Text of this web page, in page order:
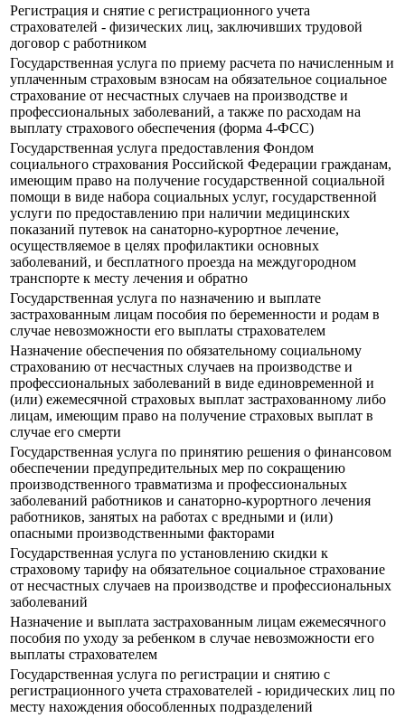
Регистрация и снятие с регистрационного учета
страхователей - физических лиц, заключивших трудовой
договор с работником
Государственная услуга по приему расчета по начисленным и
уплаченным страховым взносам на обязательное социальное
страхование от несчастных случаев на производстве и
профессиональных заболеваний, а также по расходам на
выплату страхового обеспечения (форма 4-ФСС)
Государственная услуга предоставления Фондом
социального страхования Российской Федерации гражданам,
имеющим право на получение государственной социальной
помощи в виде набора социальных услуг, государственной
услуги по предоставлению при наличии медицинских
показаний путевок на санаторно-курортное лечение,
осуществляемое в целях профилактики основных
заболеваний, и бесплатного проезда на междугородном
транспорте к месту лечения и обратно
Государственная услуга по назначению и выплате
застрахованным лицам пособия по беременности и родам в
случае невозможности его выплаты страхователем
Назначение обеспечения по обязательному социальному
страхованию от несчастных случаев на производстве и
профессиональных заболеваний в виде единовременной и
(или) ежемесячной страховых выплат застрахованному либо
лицам, имеющим право на получение страховых выплат в
случае его смерти
Государственная услуга по принятию решения о финансовом
обеспечении предупредительных мер по сокращению
производственного травматизма и профессиональных
заболеваний работников и санаторно-курортного лечения
работников, занятых на работах с вредными и (или)
опасными производственными факторами
Государственная услуга по установлению скидки к
страховому тарифу на обязательное социальное страхование
от несчастных случаев на производстве и профессиональных
заболеваний
Назначение и выплата застрахованным лицам ежемесячного
пособия по уходу за ребенком в случае невозможности его
выплаты страхователем
Государственная услуга по регистрации и снятию с
регистрационного учета страхователей - юридических лиц по
месту нахождения обособленных подразделений